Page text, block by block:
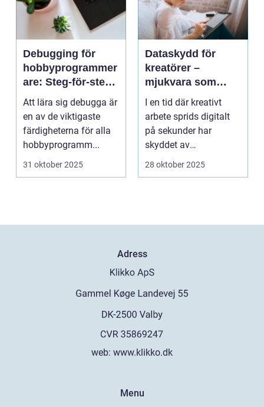
Debugging för
hobbyprogrammer
are: Steg-för-steg-
metoder
Att lära sig debugga är
en av de viktigaste
färdigheterna för alla
hobbyprogramm...
31 oktober 2025
Dataskydd för
kreatörer –
mjukvara som
skyddar
intellektuellt
kapital
I en tid där kreativt
arbete sprids digitalt
på sekunder har
skyddet av
intellektuellt ka...
28 oktober 2025
Adress
web: www.klikko.dk
Menu